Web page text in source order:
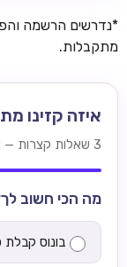
*נדרשים הרשמה
מתקבלות.
איזה קזינו
3 שאלות קצרות — והמלצה מותאמת לשחקנים מישראל.
מה הכי חשוב
בונוס קבלת